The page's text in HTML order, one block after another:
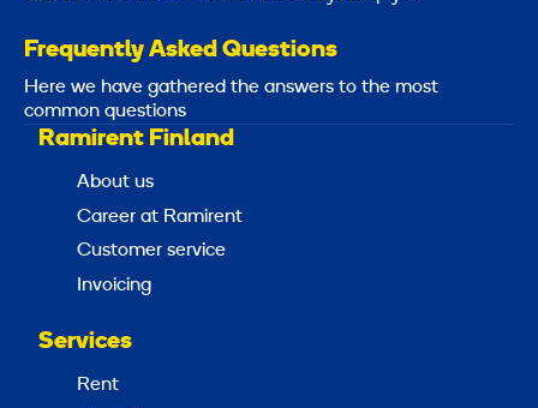
Frequently Asked Questions
Here we have gathered the answers to the most
common questions
Ramirent Finland
About us
Career at Ramirent
Customer service
Invoicing
Services
Rent